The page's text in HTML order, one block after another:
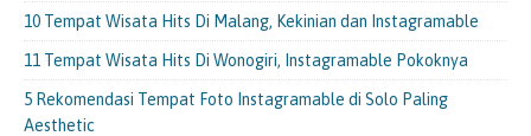
10 Tempat Wisata Hits Di Malang, Kekinian dan Instagramable
11 Tempat Wisata Hits Di Wonogiri, Instagramable Pokoknya
5 Rekomendasi Tempat Foto Instagramable di Solo Paling
Aesthetic